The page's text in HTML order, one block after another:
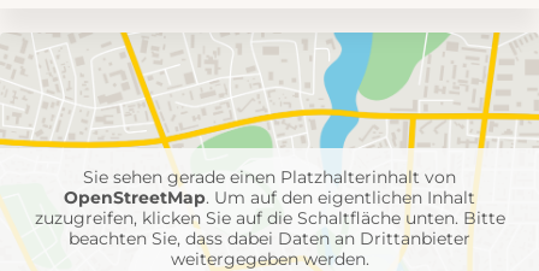
Umgebungskarte
mit
Feuerwehr-
Einheiten
Sie sehen gerade einen Platzhalterinhalt von
OpenStreetMap. Um auf den eigentlichen Inhalt
zuzugreifen, klicken Sie auf die Schaltfläche unten. Bitte
beachten Sie, dass dabei Daten an Drittanbieter
weitergegeben werden.